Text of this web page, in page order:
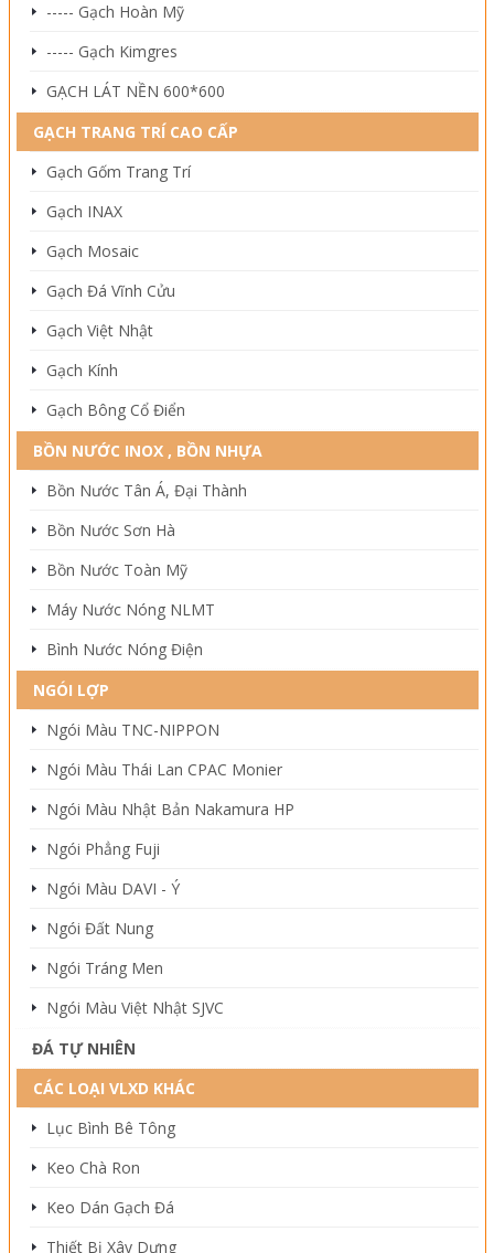
----- Gạch Hoàn Mỹ
----- Gạch Kimgres
GẠCH LÁT NỀN 600*600
GẠCH TRANG TRÍ CAO CẤP
Gạch Gốm Trang Trí
Gạch INAX
Gạch Mosaic
Gạch Đá Vĩnh Cửu
Gạch Việt Nhật
Gạch Kính
Gạch Bông Cổ Điển
BỒN NƯỚC INOX , BỒN NHỰA
Bồn Nước Tân Á, Đại Thành
Bồn Nước Sơn Hà
Bồn Nước Toàn Mỹ
Máy Nước Nóng NLMT
Bình Nước Nóng Điện
NGÓI LỢP
Ngói Màu TNC-NIPPON
Ngói Màu Thái Lan CPAC Monier
Ngói Màu Nhật Bản Nakamura HP
Ngói Phẳng Fuji
Ngói Màu DAVI - Ý
Ngói Đất Nung
Ngói Tráng Men
Ngói Màu Việt Nhật SJVC
ĐÁ TỰ NHIÊN
CÁC LOẠI VLXD KHÁC
Lục Bình Bê Tông
Keo Chà Ron
Keo Dán Gạch Đá
Thiết Bị Xây Dựng